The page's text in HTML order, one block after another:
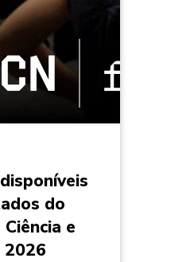
do
e
2026